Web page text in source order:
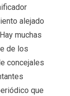
alejado
muchas
de los
concejales
que